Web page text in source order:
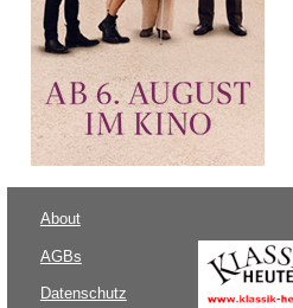
About
AGBs
Datenschutz